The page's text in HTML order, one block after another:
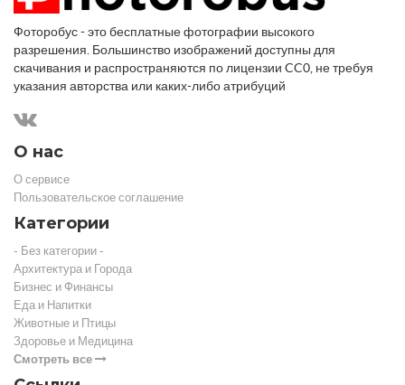
Фоторобус - это бесплатные фотографии высокого
разрешения. Большинство изображений доступны для
скачивания и распространяются по лицензии CC0, не требуя
указания авторства или каких-либо атрибуций
О нас
О сервисе
Пользовательское соглашение
Категории
- Без категории -
Архитектура и Города
Бизнес и Финансы
Еда и Напитки
Животные и Птицы
Здоровье и Медицина
Смотреть все